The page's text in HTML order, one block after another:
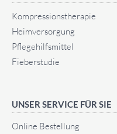
Kompressionstherapie
Heimversorgung
Pflegehilfsmittel
Fieberstudie
UNSER SERVICE FÜR SIE
Online Bestellung